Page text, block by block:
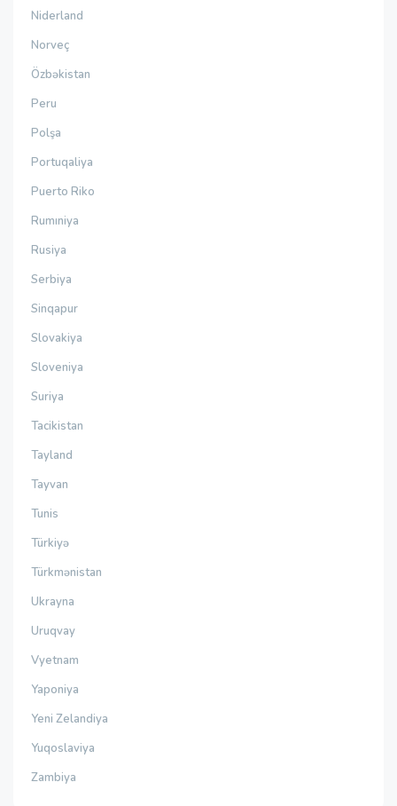
Niderland
Norveç
Özbəkistan
Peru
Polşa
Portuqaliya
Puerto Riko
Rumıniya
Rusiya
Serbiya
Sinqapur
Slovakiya
Sloveniya
Suriya
Tacikistan
Tayland
Tayvan
Tunis
Türkiyə
Türkmənistan
Ukrayna
Uruqvay
Vyetnam
Yaponiya
Yeni Zelandiya
Yuqoslaviya
Zambiya